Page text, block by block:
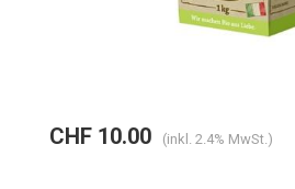
CHF 10.00 (inkl. 2.4% MwSt.)